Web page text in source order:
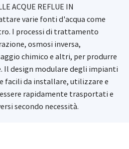
ACQUE REFLUE IN
varie fonti d'acqua come
I processi di trattamento
osmosi inversa,
chimico e altri, per produrre
Il design modulare degli impianti
facili da installare, utilizzare e
rapidamente trasportati e
secondo necessità.